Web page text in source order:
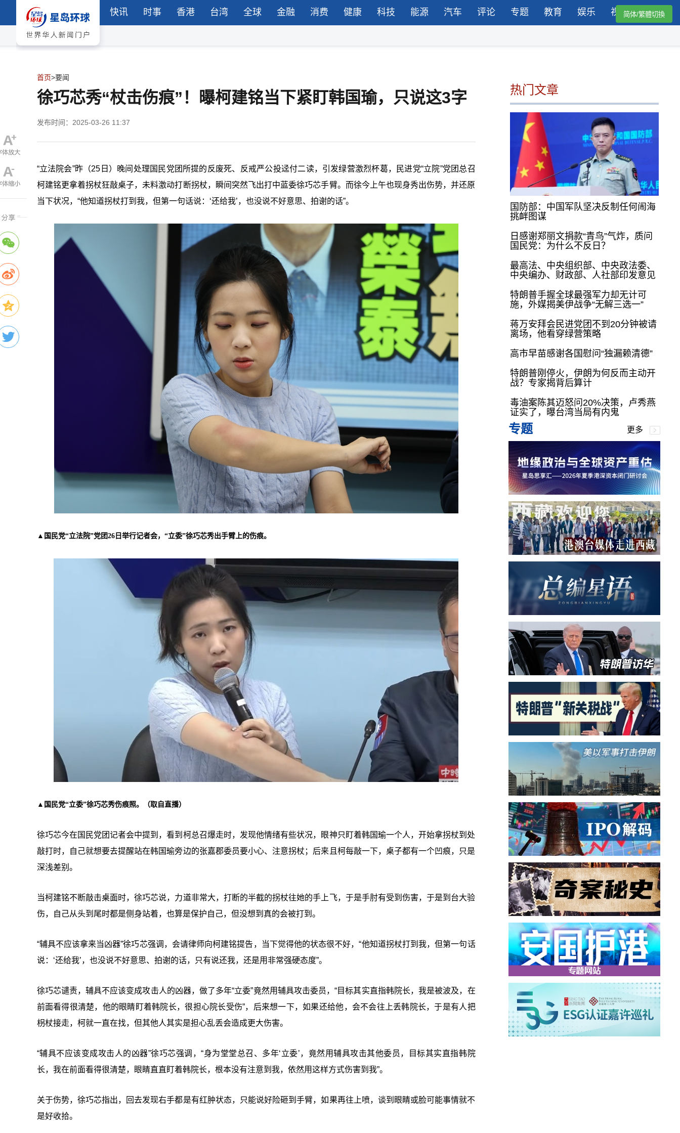
快讯 时事 香港 台湾 全球 金融 消费 健康 科技 能源 汽车 评论 专题 教育 娱乐 视频简体/繁體切換
首页>要闻
徐巧芯秀“杖击伤痕”！曝柯建铭当下紧盯韩国瑜，只说这3字
发布时间：2025-03-26 11:37
“立法院会”昨（25 日）晚间处理国民党团所提的反废死、反戒严公投迳付二读，引发绿营激烈杯葛，民进党“立院”党团总召
柯建铭更拿着拐杖狂敲桌子，未料激动打断拐杖，瞬间突然飞出打中蓝委徐巧芯手臂。而徐今上午也现身秀出伤势，并还原
当下状况，“他知道拐杖打到我，但第一句话说：‘还给我’，也没说不好意思、拍谢的话”。
▲国民党“立法院”党团26日举行记者会，“立委”徐巧芯秀出手臂上的伤痕。
▲国民党“立委”徐巧芯秀伤痕照。（取自直播）
徐巧芯今在国民党团记者会中提到，看到柯总召爆走时，发现他情绪有些状况，眼神只盯着韩国瑜一个人，开始拿拐杖到处
敲打时，自己就想要去提醒站在韩国瑜旁边的张嘉郡委员要小心、注意拐杖；后来且柯每敲一下，桌子都有一个凹痕，只是
深浅差别。
当柯建铭不断敲击桌面时，徐巧芯说，力道非常大，打断的半截的拐杖往她的手上飞，于是手肘有受到伤害，于是到台大验
伤，自己从头到尾时都是侧身站着，也算是保护自己，但没想到真的会被打到。
“辅具不应该拿来当凶器”徐巧芯强调，会请律师向柯建铭提告，当下觉得他的状态很不好，“他知道拐杖打到我，但第一句话
说：‘还给我’，也没说不好意思、拍谢的话，只有说还我，还是用非常强硬态度”。
徐巧芯谴责，辅具不应该变成攻击人的凶器，做了多年“立委”竟然用辅具攻击委员，“目标其实直指韩院长，我是被波及，在
前面看得很清楚，他的眼睛盯着韩院长，很担心院长受伤”，后来想一下，如果还给他，会不会往上丢韩院长，于是有人把
枴杖接走，柯就一直在找，但其他人其实是担心乱丢会造成更大伤害。
“辅具不应该变成攻击人的凶器”徐巧芯强调，“身为堂堂总召、多年‘立委’，竟然用辅具攻击其他委员，目标其实直指韩院
长，我在前面看得很清楚，眼睛直直盯着韩院长，根本没有注意到我，依然用这样方式伤害到我”。
关于伤势，徐巧芯指出，回去发现右手都是有红肿状态，只能说好险砸到手臂，如果再往上喷，谈到眼睛或脸可能事情就不
是好收拾。
热门文章
国防部：中国军队坚决反制任何闹海
挑衅图谋
日感谢郑丽文捐款“青鸟”气炸，质问
国民党：为什么不反日？
最高法、中央组织部、中央政法委、
中央编办、财政部、人社部印发意见
特朗普手握全球最强军力却无计可
施，外媒揭美伊战争“无解三选一”
蒋万安拜会民进党团不到20分钟被请
离场，他看穿绿营策略
高市早苗感谢各国慰问“独漏赖清德”
特朗普刚停火，伊朗为何反而主动开
战？专家揭背后算计
毒油案陈其迈怒问20%决策，卢秀燕
证实了，曝台湾当局有内鬼
专题 更多